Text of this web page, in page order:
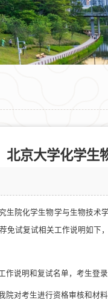
北京大学化学生
生院化学生物学与生物技术
免试复试相关工作说明如下
作说明和复试名单，考生登
院对考生进行资格审核和材料